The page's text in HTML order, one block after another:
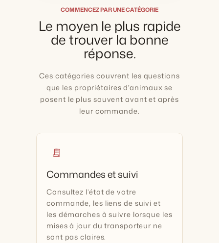
COMMENCEZ PAR UNE CATÉGORIE
Le moyen le plus rapide
de trouver la bonne
réponse.
Ces catégories couvrent les questions
que les propriétaires d’animaux se
posent le plus souvent avant et après
leur commande.
receipt_long
Commandes et suivi
Consultez l’état de votre
commande, les liens de suivi et
les démarches à suivre lorsque les
mises à jour du transporteur ne
sont pas claires.